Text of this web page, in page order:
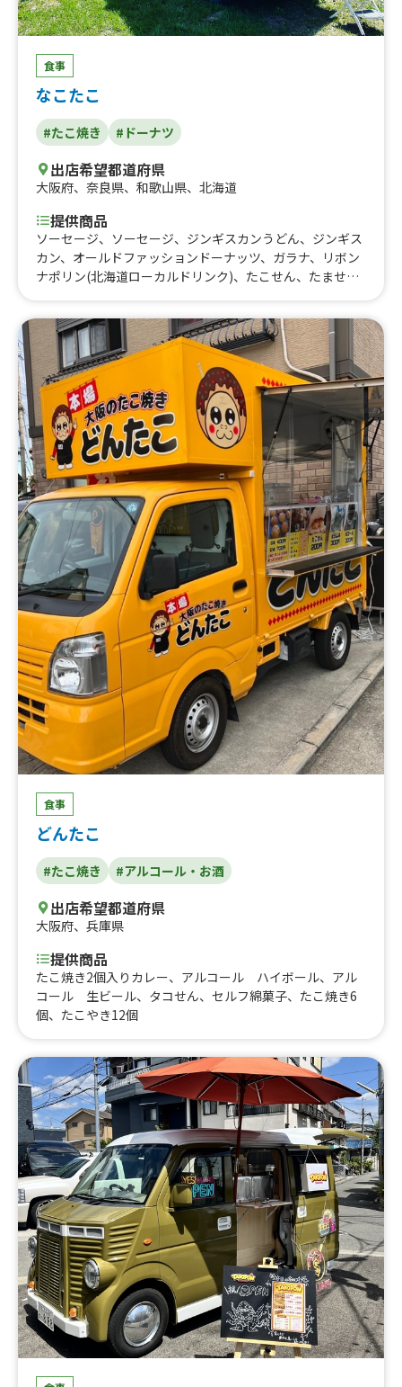
食事
なこたこ
#たこ焼き #ドーナツ
出店希望都道府県
大阪府、 奈良県、 和歌山県、 北海道
提供商品
ソーセージ、ソーセージ、ジンギスカンうどん、ジンギス
カン、オールドファッションドーナッツ、ガラナ、リボン
ナポリン(北海道ローカルドリンク)、たこせん、たませ
食事
どんたこ
#たこ焼き #アルコール・お酒
出店希望都道府県
大阪府、 兵庫県
提供商品
たこ焼き2個入りカレー、アルコール ハイボール、アル
コール 生ビール、タコせん、セルフ綿菓子、たこ焼き6
個、たこやき12個